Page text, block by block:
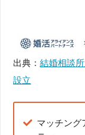
出典：結婚相談
設立
マッチング